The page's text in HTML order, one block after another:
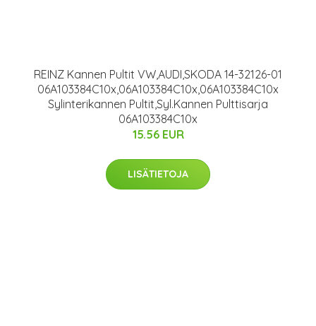
REINZ Kannen Pultit VW,AUDI,SKODA 14-32126-01
06A103384C10x,06A103384C10x,06A103384C10x
Sylinterikannen Pultit,Syl.Kannen Pulttisarja
06A103384C10x
15.56 EUR
LISÄTIETOJA